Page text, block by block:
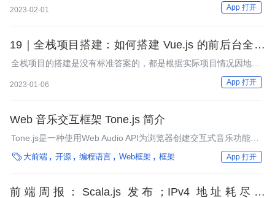
2023-02-01 App 打开
19｜全栈项目搭建：如何搭建 Vue.js 的前后台全栈
项目？
全栈项目的搭建是没有标准答案的，都是根据实际项目情况因地制
2023-01-06 App 打开
Web 音乐交互框架 Tone.js 简介
Tone.js是一种使用Web Audio API为浏览器创建交互式音乐功能的
前端框架，便于音乐人士和音频编程人员创建基于Web的音频应
用。
 大前端 开源 编程语言 Web框架 框架 App 打开
前端周报：Scala.js 发布；IPv4 地址耗尽；